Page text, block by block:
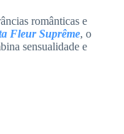
românticas e
Fleur Suprême, o
sensualidade e